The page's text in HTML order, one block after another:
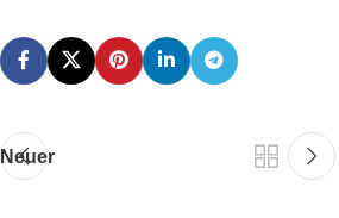
Neuer